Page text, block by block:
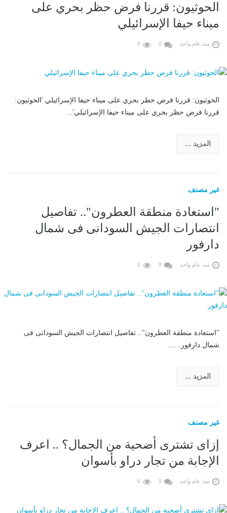
الحوثيون: قررنا فرض حظر بحري على
ميناء حيفا الإسرائيلي
منذ عام واحد 0
0
الحوثيون: قررنا فرض حظر بحري على ميناء حيفا الإسرائيلي 'الحوثيون:
قررنا فرض حظر بحري على ميناء حيفا الإسرائيلي'...
المزيد ...
غير مصنف
"استعادة منطقة العطرون".. تفاصيل
انتصارات الجيش السودانى فى شمال
دارفور
منذ عام واحد 0
0
"استعادة منطقة العطرون".. تفاصيل انتصارات الجيش السودانى فى
شمال دارفور......
المزيد ...
غير مصنف
إزاى تشترى أضحية من الجمال؟ .. اعرف
الإجابة من تجار دراو بأسوان
منذ عام واحد 0
0